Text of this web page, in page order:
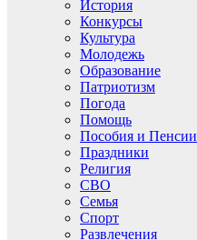
История
Конкурсы
Культура
Молодежь
Образование
Патриотизм
Погода
Помощь
Пособия и Пенсии
Праздники
Религия
СВО
Семья
Спорт
Развлечения